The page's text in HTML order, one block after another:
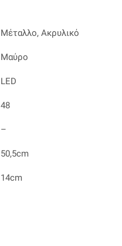
Μέταλλο, Ακρυλικό
Μαύρο
LED
48
–
50,5cm
14cm